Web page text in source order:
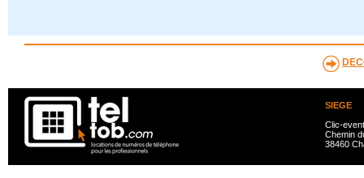
SIEGE
Clic-
Chemin
38460